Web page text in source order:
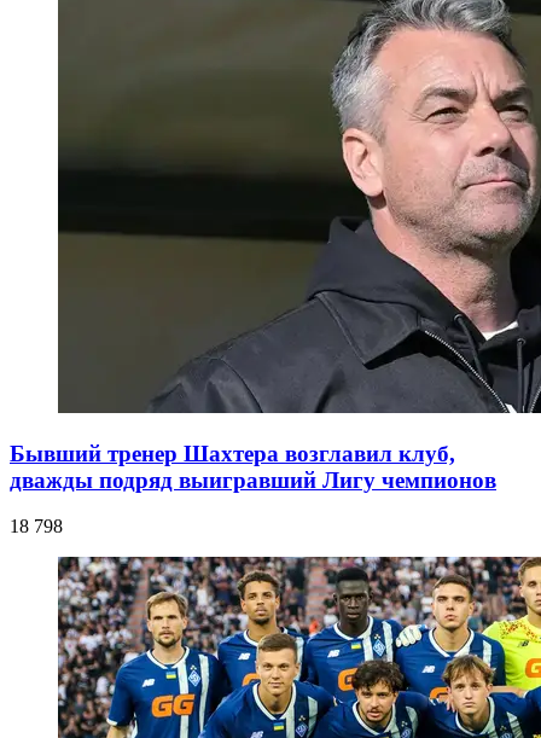
Бывший тренер Шахтера возглавил клуб,
дважды подряд выигравший Лигу чемпионов
18 798